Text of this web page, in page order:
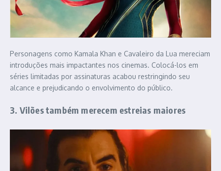
Personagens como Kamala Khan e Cavaleiro da Lua mereciam
introduções mais impactantes nos cinemas. Colocá-los em
séries limitadas por assinaturas acabou restringindo seu
alcance e prejudicando o envolvimento do público.
3. Vilões também merecem estreias maiores